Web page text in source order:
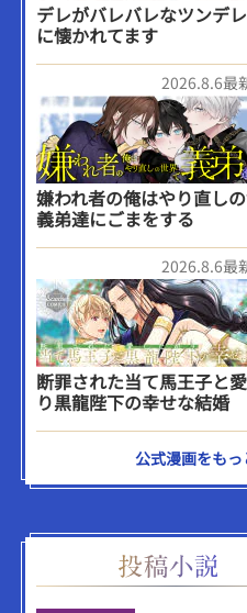
デレがバレバレなツンデ
に懐かれてます
2026.8.6最
嫌われ者の俺はやり直し
義弟達にごまをする
2026.8.6最
断罪された当て馬王子と
り黒龍陛下の幸せな結婚
公式漫画をもっ